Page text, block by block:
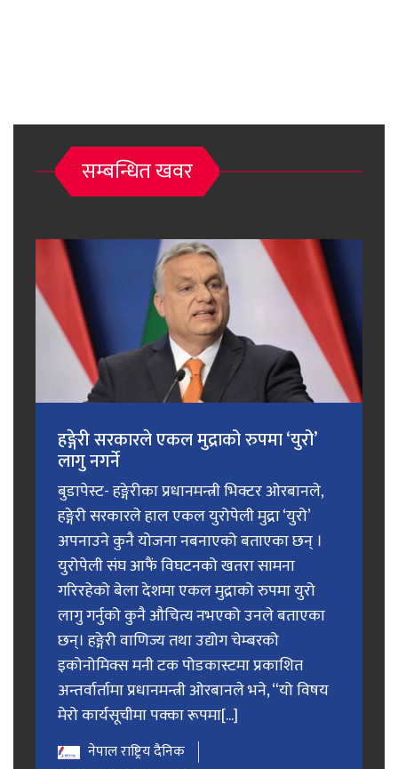
सम्बन्धित खवर
हङ्गेरी सरकारले एकल मुद्राको रुपमा ‘युरो’
लागु नगर्ने
बुडापेस्ट- हङ्गेरीका प्रधानमन्त्री भिक्टर ओरबानले,
हङ्गेरी सरकारले हाल एकल युरोपेली मुद्रा ‘युरो’
अपनाउने कुनै योजना नबनाएको बताएका छन् ।
युरोपेली संघ आफैं विघटनको खतरा सामना
गरिरहेको बेला देशमा एकल मुद्राको रुपमा युरो
लागु गर्नुको कुनै औचित्य नभएको उनले बताएका
छन्। हङ्गेरी वाणिज्य तथा उद्योग चेम्बरको
इकोनोमिक्स मनी टक पोडकास्टमा प्रकाशित
अन्तर्वार्तामा प्रधानमन्त्री ओरबानले भने, “यो विषय
मेरो कार्यसूचीमा पक्का रूपमा[...]
नेपाल राष्ट्रिय दैनिक